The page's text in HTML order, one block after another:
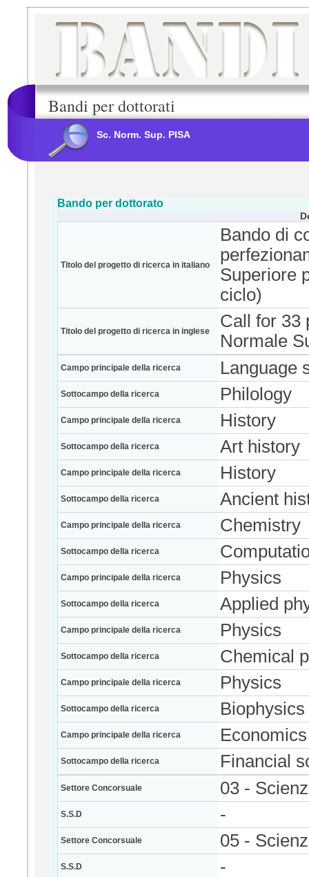
Bandi per dottorati
Sc. Norm. Sup. PISA
Bando per dottorato
Titolo del progetto di ricerca in italiano
Bando di
Superiore
ciclo)
Titolo del progetto di ricerca in inglese
Call for 33
Normale
Campo principale della ricerca Language
Sottocampo della ricerca Philology
Campo principale della ricerca History
Sottocampo della ricerca Art history
Campo principale della ricerca History
Sottocampo della ricerca Ancient
Campo principale della ricerca Chemistry
Sottocampo della ricerca
Campo principale della ricerca Physics
Sottocampo della ricerca Applied
Campo principale della ricerca Physics
Sottocampo della ricerca Chemical
Campo principale della ricerca Physics
Sottocampo della ricerca Biophysics
Campo principale della ricerca Economics
Sottocampo della ricerca Financial
Settore Concorsuale 03 -
S.S.D -
Settore Concorsuale 05 -
S.S.D -